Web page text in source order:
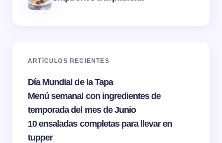
ARTÍCULOS RECIENTES
Día Mundial de la Tapa
Menú semanal con ingredientes de
temporada del mes de Junio
10 ensaladas completas para llevar en
tupper